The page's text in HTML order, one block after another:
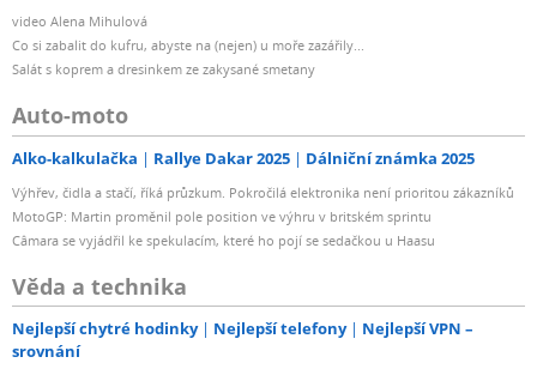
video Alena Mihulová
Co si zabalit do kufru, abyste na (nejen) u moře zazářily...
Salát s koprem a dresinkem ze zakysané smetany
Auto-moto
Alko-kalkulačka Rallye Dakar 2025 Dálniční známka 2025
Výhřev, čidla a stačí, říká průzkum. Pokročilá elektronika není prioritou zákazníků
MotoGP: Martin proměnil pole position ve výhru v britském sprintu
Câmara se vyjádřil ke spekulacím, které ho pojí se sedačkou u Haasu
Věda a technika
Nejlepší chytré hodinky Nejlepší telefony
Nejlepší VPN –
srovnání